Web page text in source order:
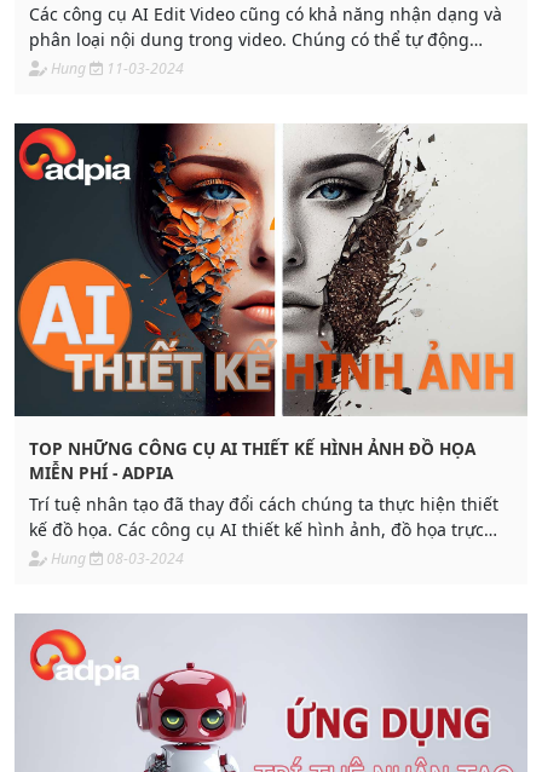
Các công cụ AI Edit Video cũng có khả năng nhận dạng và
phân loại nội dung trong video. Chúng có thể tự động
nhận diện khuôn mặt, vật thể, hoặc cảnh quay, giúp nhà
Hung 11-03-2024
TOP NHỮNG CÔNG CỤ AI THIẾT KẾ HÌNH ẢNH ĐỒ HỌA
MIỄN PHÍ - ADPIA
Trí tuệ nhân tạo đã thay đổi cách chúng ta thực hiện thiết
kế đồ họa. Các công cụ AI thiết kế hình ảnh, đồ họa trực
tuyến xuất hiện cùng với sự phát triển của công nghệ, tạo
Hung 08-03-2024